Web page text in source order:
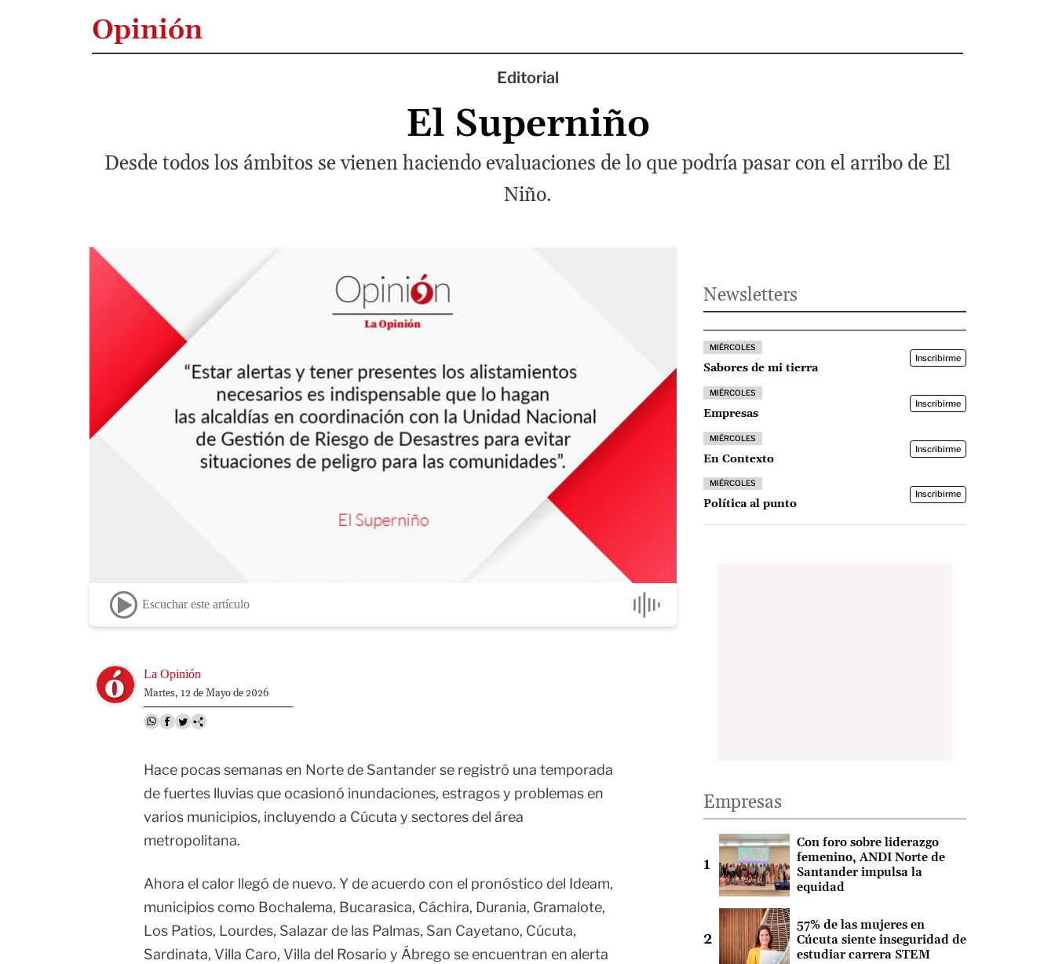
Opinión
Editorial
El Superniño
Desde todos los ámbitos se vienen haciendo evaluaciones de lo que podría pasar con el arribo de El
Niño.
Escuchar este artículo
Image La Opinión
Martes, 12 de Mayo de 2026
Hace pocas semanas en Norte de Santander se registró una temporada
de fuertes lluvias que ocasionó inundaciones, estragos y problemas en
varios municipios, incluyendo a Cúcuta y sectores del área
metropolitana.
Ahora el calor llegó de nuevo. Y de acuerdo con el pronóstico del Ideam,
municipios como Bochalema, Bucarasica, Cáchira, Durania, Gramalote,
Los Patios, Lourdes, Salazar de las Palmas, San Cayetano, Cúcuta,
Sardinata, Villa Caro, Villa del Rosario y Ábrego se encuentran en alerta
Newsletters
MIÉRCOLES
Sabores de mi tierra
Inscribirme
MIÉRCOLES
Empresas
Inscribirme
MIÉRCOLES
En Contexto
Inscribirme
MIÉRCOLES
Política al punto
Inscribirme
Empresas
Con foro sobre liderazgo
femenino, ANDI Norte de
Santander impulsa la
equidad
57% de las mujeres en
Cúcuta siente inseguridad de
estudiar carrera STEM